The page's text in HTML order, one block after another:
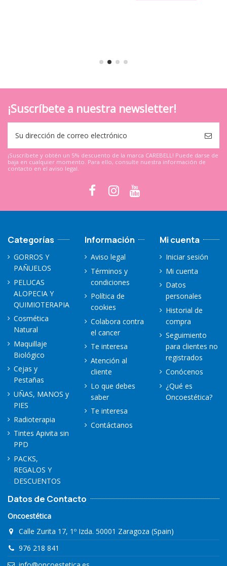
¡Suscríbete a nuestra newsletter!
¡Suscríbete y obtén un 5% descuento de la marca CAREBELL! Puede darse de
baja en cualquier momento. Para ello, consulte nuestra información de
contacto en el aviso legal.
Categorías
GORROS Y
PAÑUELOS
PELUCAS
ALOPECIA Y
QUIMIOTERAPIA
Cosmética
Natural
Maquillaje
Biológico
Cejas y
Pestañas
UÑAS, MANOS y
PIES
Radioterapia
Tintes Apivita sin
PPD
PACKS,
REGALOS Y
DESCUENTOS
Información
Aviso legal
Términos y
condiciones
Política de
cookies
Colabora contra
el cancer
Te interesa
Atención al
cliente
Lo que debes
saber
Te interesa
Contáctanos
Mi cuenta
Iniciar sesión
Mi cuenta
Datos
personales
Historial de
compra
Seguimiento
para clientes no
registrados
Conócenos
¿Qué es
Oncoestética?
Datos de Contacto
Oncoestética
Calle Zurita 17, 1º Izda. 50001 Zaragoza (Spain)
976 218 841